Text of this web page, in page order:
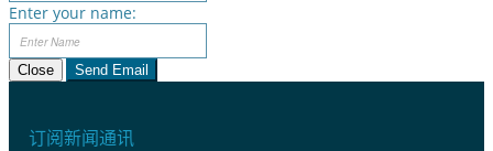
Enter your name:
Close Send Email
订阅新闻通讯